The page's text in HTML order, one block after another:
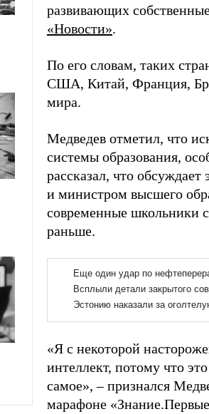
развивающих
«Новости».
По его словам, таких
США, Китай, Франция,
мира.
Медведев отметил, что
системы образования,
рассказал, что
и министром высшего
современные школьники
раньше.
«Я с некоторой
интеллект, потому что
самое», – признался
марафоне